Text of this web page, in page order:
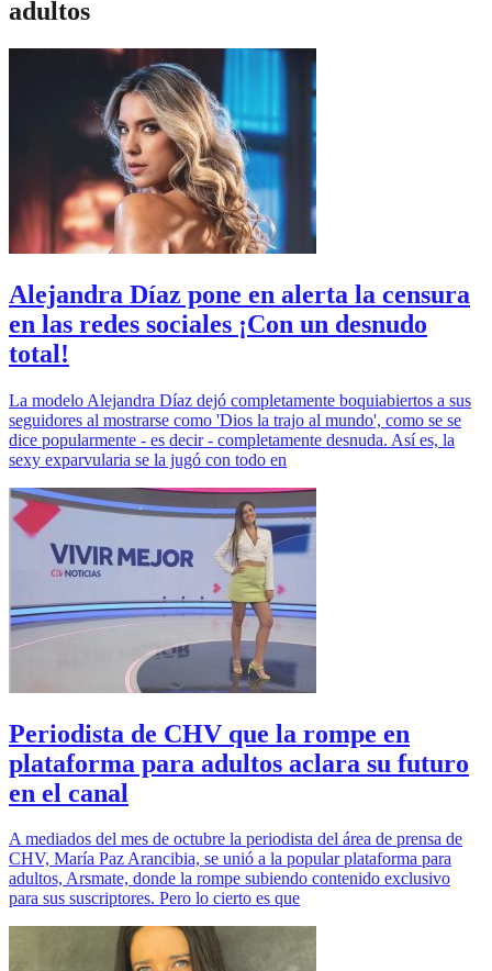
adultos
Alejandra Díaz pone en alerta la censura
en las redes sociales ¡Con un desnudo
total!
La modelo Alejandra Díaz dejó completamente boquiabiertos a sus
seguidores al mostrarse como 'Dios la trajo al mundo', como se se
dice popularmente - es decir - completamente desnuda. Así es, la
sexy exparvularia se la jugó con todo en
Periodista de CHV que la rompe en
plataforma para adultos aclara su futuro
en el canal
A mediados del mes de octubre la periodista del área de prensa de
CHV, María Paz Arancibia, se unió a la popular plataforma para
adultos, Arsmate, donde la rompe subiendo contenido exclusivo
para sus suscriptores. Pero lo cierto es que